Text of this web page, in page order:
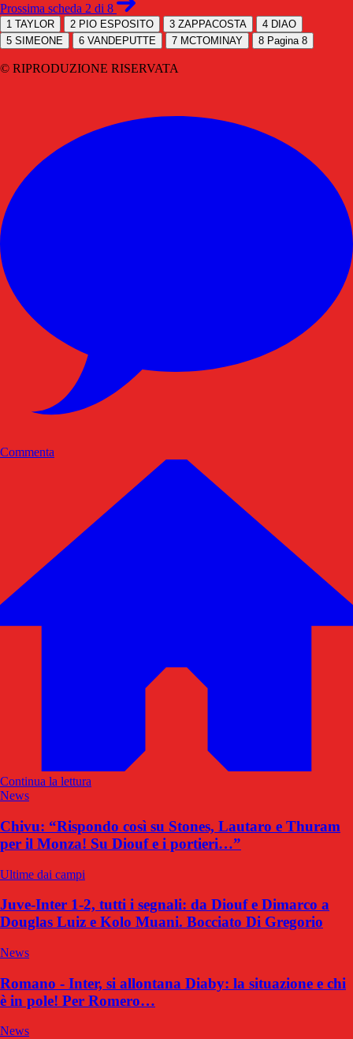
Prossima scheda 2 di 8
1 TAYLOR 2 PIO ESPOSITO 3 ZAPPACOSTA 4 DIAO
5 SIMEONE 6 VANDEPUTTE 7 MCTOMINAY 8 Pagina 8
© RIPRODUZIONE RISERVATA
Commenta
Continua la lettura
News
Chivu: “Rispondo così su Stones, Lautaro e Thuram
per il Monza! Su Diouf e i portieri…”
Ultime dai campi
Juve-Inter 1-2, tutti i segnali: da Diouf e Dimarco a
Douglas Luiz e Kolo Muani. Bocciato Di Gregorio
News
Romano - Inter, si allontana Diaby: la situazione e chi
è in pole! Per Romero…
News